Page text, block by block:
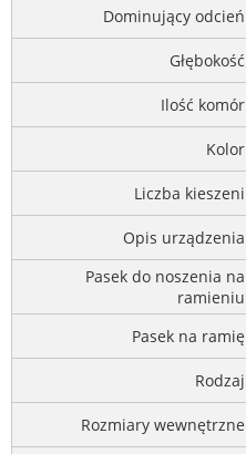
Dominujący odcień
Głębokość
Ilość komór
Kolor
Liczba kieszeni
Opis urządzenia
Pasek do noszenia na
ramieniu
Pasek na ramię
Rodzaj
Rozmiary wewnętrzne